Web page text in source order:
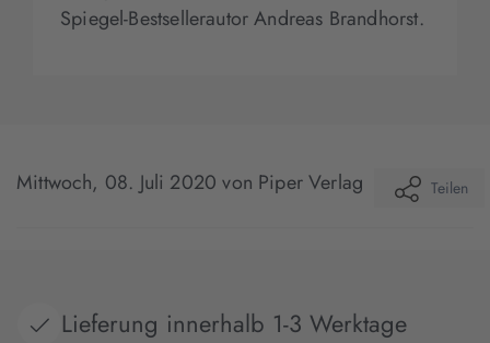
Spiegel-Bestsellerautor Andreas Brandhorst.
Mittwoch, 08. Juli 2020von Piper Verlag Teilen
Lieferung innerhalb 1-3 Werktage